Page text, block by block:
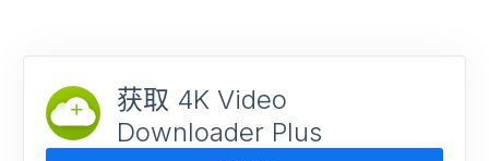
获取 4K Video
Downloader Plus